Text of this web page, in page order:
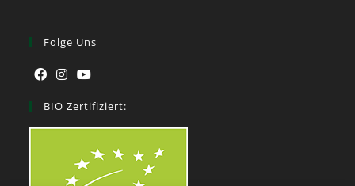
Folge Uns
BIO Zertifiziert: